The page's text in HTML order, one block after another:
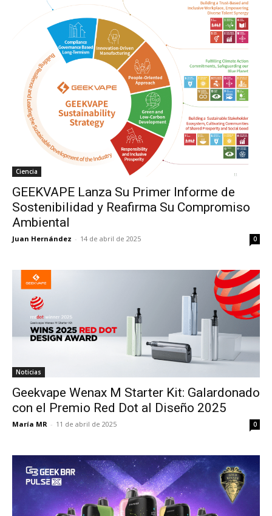
Ciencia
GEEKVAPE Lanza Su Primer Informe de
Sostenibilidad y Reafirma Su Compromiso
Ambiental
Juan Hernández - 14 de abril de 2025 0
Noticias
Geekvape Wenax M Starter Kit: Galardonado
con el Premio Red Dot al Diseño 2025
María MR - 11 de abril de 2025 0